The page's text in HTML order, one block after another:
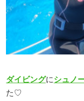
ダイビングにシュノ
た♡